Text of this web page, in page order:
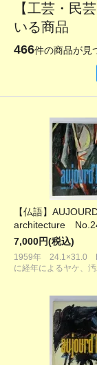
【工芸・民
いる商品
466件の商品が見
【仏語】
architecture
7,000円(税込)
1959年 24.1×31.0
に経年によるヤケ、汚